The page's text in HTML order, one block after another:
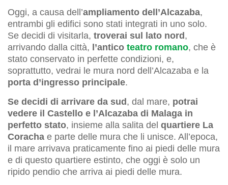
Oggi, a causa dell’ampliamento dell’Alcazaba,
entrambi gli edifici sono stati integrati in uno solo.
Se decidi di visitarla, troverai sul lato nord ,
arrivando dalla città, l’antico teatro romano, che è
stato conservato in perfette condizioni, e,
soprattutto, vedrai le mura nord dell’Alcazaba e la
porta d’ingresso principale.
Se decidi di arrivare da sud , dal mare, potrai
vedere il Castello e l’Alcazaba di Malaga in
perfetto stato, insieme alla salita del quartiere La
Coracha e parte delle mura che li unisce. All’epoca,
il mare arrivava praticamente fino ai piedi delle mura
e di questo quartiere estinto, che oggi è solo un
ripido pendio che arriva ai piedi delle mura.